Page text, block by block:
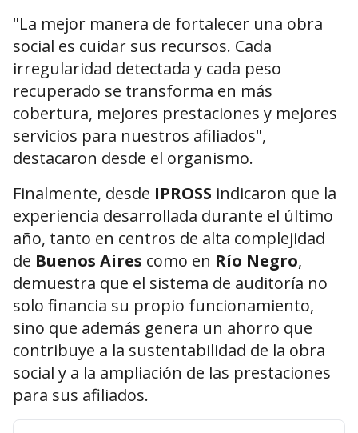
"La mejor manera de fortalecer una obra
social es cuidar sus recursos. Cada
irregularidad detectada y cada peso
recuperado se transforma en más
cobertura, mejores prestaciones y mejores
servicios para nuestros afiliados",
destacaron desde el organismo.
Finalmente, desde IPROSS indicaron que la
experiencia desarrollada durante el último
año, tanto en centros de alta complejidad
de Buenos Aires como en Río Negro,
demuestra que el sistema de auditoría no
solo financia su propio funcionamiento,
sino que además genera un ahorro que
contribuye a la sustentabilidad de la obra
social y a la ampliación de las prestaciones
para sus afiliados.